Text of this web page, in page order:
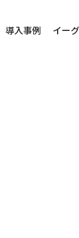
導入事例 イー